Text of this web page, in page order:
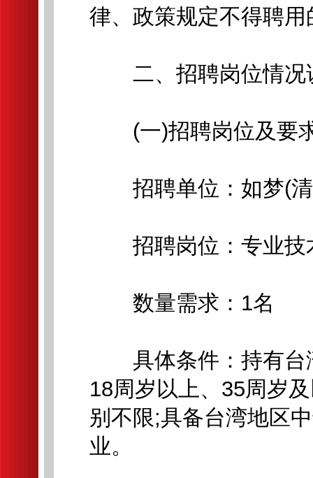
律、政策规定不得聘
二、招聘岗位情况
(一)招聘岗位及要
招聘单位：如梦(清
招聘岗位：专业技
数量需求：1名
具体条件：持有台
18周岁以上、35周岁
别不限;具备台湾地区
业。